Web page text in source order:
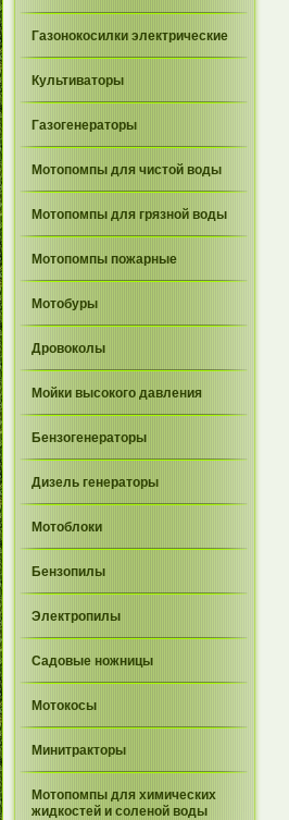
Газонокосилки электрические
Культиваторы
Газогенераторы
Мотопомпы для чистой воды
Мотопомпы для грязной воды
Мотопомпы пожарные
Мотобуры
Дровоколы
Мойки высокого давления
Бензогенераторы
Дизель генераторы
Мотоблоки
Бензопилы
Электропилы
Садовые ножницы
Мотокосы
Минитракторы
Мотопомпы для химических
жидкостей и соленой воды